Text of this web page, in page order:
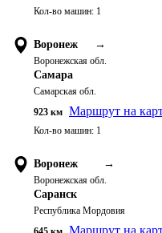
Кол-во машин: 1
Воронеж →
Воронежская обл.
Самара
Самарская обл.
923 км Маршрут на
Кол-во машин: 1
Воронеж →
Воронежская обл.
Саранск
Республика Мордовия
Маршрут на